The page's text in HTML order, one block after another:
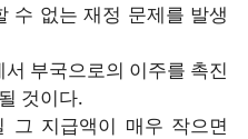
수 없는 재정 문제를 발생
부국으로의 이주를 촉진
것이다.
그 지급액이 매우 작으면